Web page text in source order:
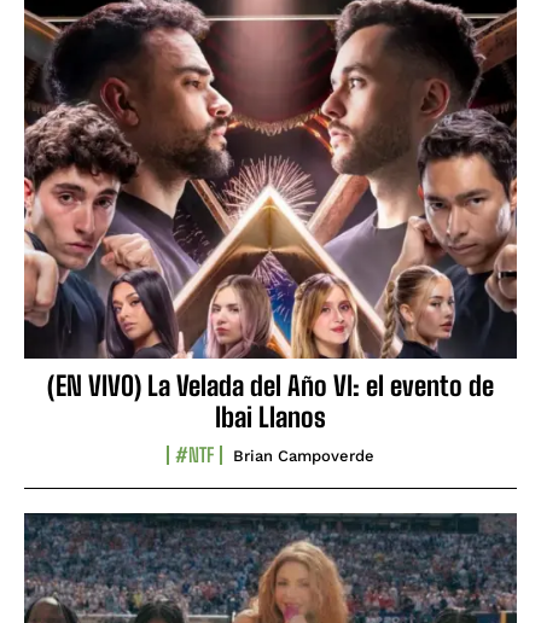
(EN VIVO) La Velada del Año VI: el evento de
Ibai Llanos
#NTF Brian Campoverde